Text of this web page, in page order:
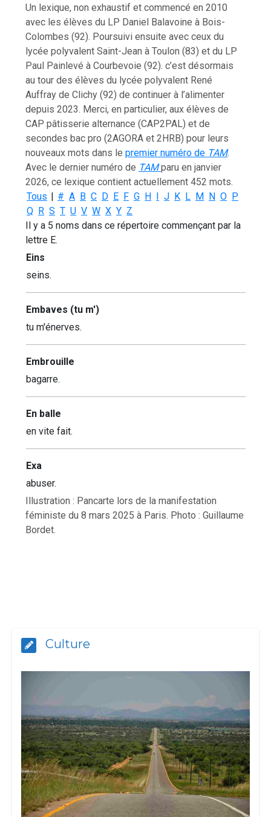
Un lexique, non exhaustif et commencé en 2010
avec les élèves du LP Daniel Balavoine à Bois-
Colombes (92). Poursuivi ensuite avec ceux du
lycée polyvalent Saint-Jean à Toulon (83) et du LP
Paul Painlevé à Courbevoie (92). c’est désormais
au tour des élèves du lycée polyvalent René
Auffray de Clichy (92) de continuer à l’alimenter
depuis 2023. Merci, en particulier, aux élèves de
CAP pâtisserie alternance (CAP2PAL) et de
secondes bac pro (2AGORA et 2HRB) pour leurs
nouveaux mots dans lepremier numéro de TAM.
Avec le dernier numéro de TAMparu en janvier
2026, ce lexique contient actuellement 452 mots.
Tous
# A B C D E F G H J K L M N O P
Q R S T U V W X Y Z
Il y a 5 noms dans ce répertoire commençant par la
lettre E.
Eins
seins.
Embaves (tu m')
tu m'énerves.
Embrouille
bagarre.
En balle
en vite fait.
Exa
abuser.
Illustration : Pancarte lors de la manifestation
féministe du 8 mars 2025 à Paris. Photo : Guillaume
Bordet.
Culture